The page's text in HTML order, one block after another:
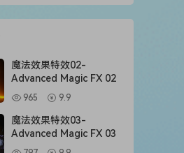
魔法效果特效02-
Advanced Magic FX 02
965 9.9
魔法效果特效03-
Advanced Magic FX 03